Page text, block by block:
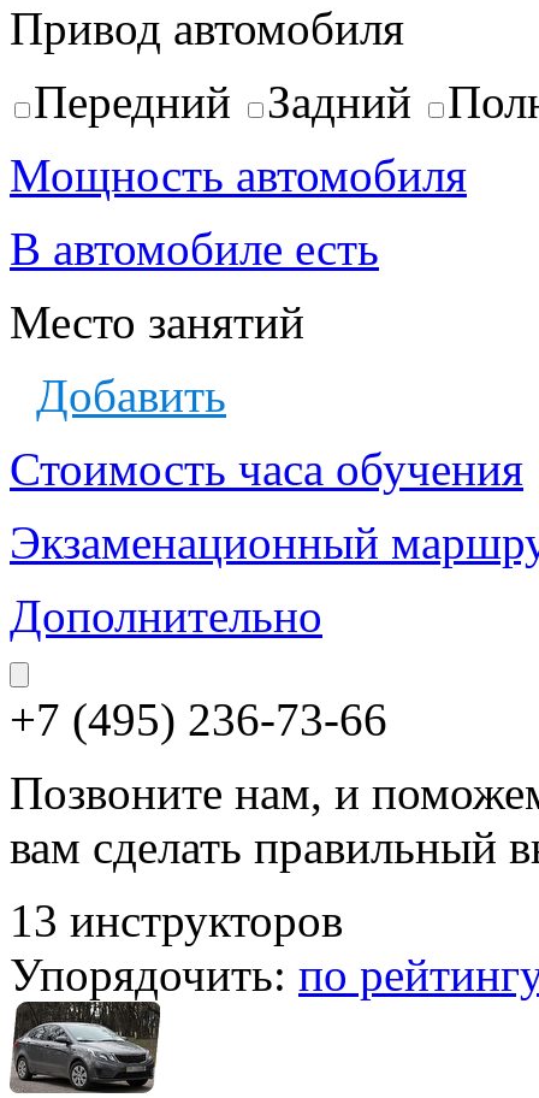
Привод автомобиля
Передний
Задний
Мощность автомобиля
В автомобиле есть
Место занятий
Добавить
Стоимость часа обучения
Экзаменационный
Дополнительно
+7 (495) 236-73-66
Позвоните нам, и
вам сделать правильный
13 инструкторов
Упорядочить: по